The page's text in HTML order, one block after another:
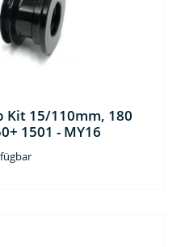
Kit 15/110mm, 180
1501 - MY16